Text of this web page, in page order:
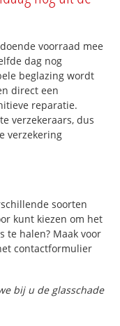
voorraad mee
dag nog
beglazing wordt
direct een
reparatie.
verzekeraars, dus
verzekering
soorten
kunt kiezen om het
te halen? Maak voor
contactformulier
bij u de glasschade